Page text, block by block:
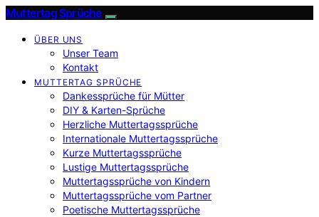
Muttertag Sprüche
ÜBER UNS
Unser Team
Kontakt
MUTTERTAG SPRÜCHE
Dankessprüche für Mütter
DIY & Karten-Sprüche
Herzliche Muttertagssprüche
Internationale Muttertagssprüche
Kurze Muttertagssprüche
Lustige Muttertagssprüche
Muttertagssprüche von Kindern
Muttertagssprüche vom Partner
Poetische Muttertagssprüche